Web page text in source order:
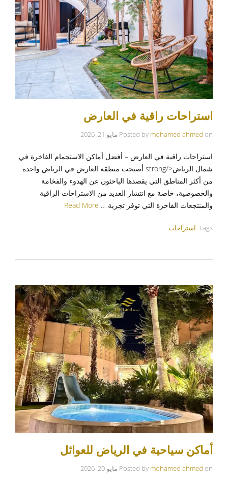
استراحات راقية في العارض
Posted by mohamed ahmed on مايو 21, 2026
استراحات راقية في العارض – أفضل أماكن الاستجمام الفاخرة في
شمال الرياض</strong أصبحت منطقة العارض في الرياض واحدة
من أكثر المناطق التي يقصدها الباحثون عن الهدوء والفخامة
والخصوصية، خاصة مع انتشار العديد من الاستراحات الراقية
والمنتجعات الفاخرة التي توفر تجربة … Read More
Tags: استراحات
أماكن سياحية في الرياض للعوائل
Posted by mohamed ahmed on مايو 20, 2026